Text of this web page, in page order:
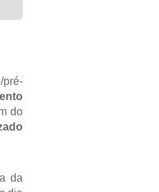
do
da